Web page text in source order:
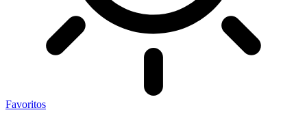
Favoritos